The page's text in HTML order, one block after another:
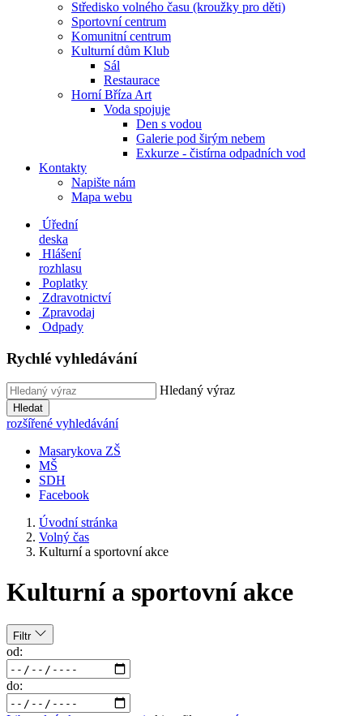
Středisko volného času (kroužky pro děti)
Sportovní centrum
Komunitní centrum
Kulturní dům Klub
Sál
Restaurace
Horní Bříza Art
Voda spojuje
Den s vodou
Galerie pod širým nebem
Exkurze - čistírna odpadních vod
Kontakty
Napište nám
Mapa webu
Úřední
deska
Hlášení
rozhlasu
Poplatky
Zdravotnictví
Zpravodaj
Odpady
Rychlé vyhledávání
Hledaný výraz
Hledat
rozšířené vyhledávání
Masarykova ZŠ
MŠ
SDH
Facebook
Úvodní stránka
Volný čas
Kulturní a sportovní akce
Kulturní a sportovní akce
Filtr
od:
do: